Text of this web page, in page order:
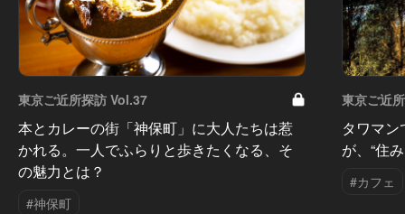
東京ご近所探訪 Vol.37
本とカレーの街「神保町」に大人たちは惹
かれる。一人でふらりと歩きたくなる、そ
の魅力とは？
#神保町
東京ご近
タワマ
が、“住
#カフェ